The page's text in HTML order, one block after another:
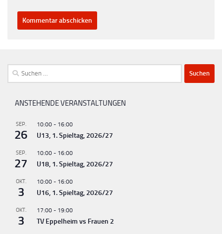
Suchen
nach:
ANSTEHENDE VERANSTALTUNGEN
SEP.
26
10:00 - 16:00
U13, 1. Spieltag, 2026/27
SEP.
27
10:00 - 16:00
U18, 1. Spieltag, 2026/27
OKT.
3
10:00 - 16:00
U16, 1. Spieltag, 2026/27
OKT.
3
17:00 - 19:00
TV Eppelheim vs Frauen 2